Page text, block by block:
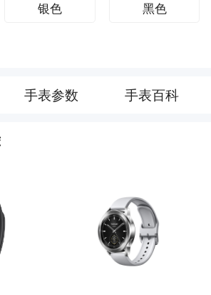
银色 黑色
手表参数 手表百科